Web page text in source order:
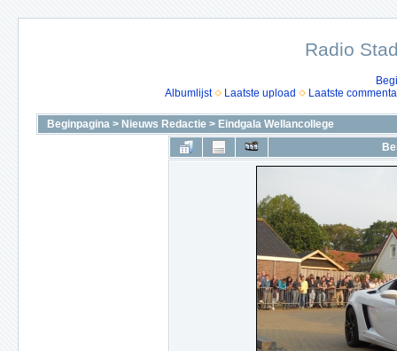
Radio
Albumlijst
Laatste upload Laatste
Beginpagina > Nieuws Redactie > Eindgala Wellancollege